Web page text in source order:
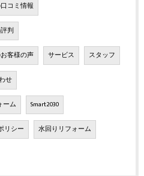
コミ情報
判
客様の声 サービス スタッフ
せ
ーム Smart2030
リシー 水回りリフォーム